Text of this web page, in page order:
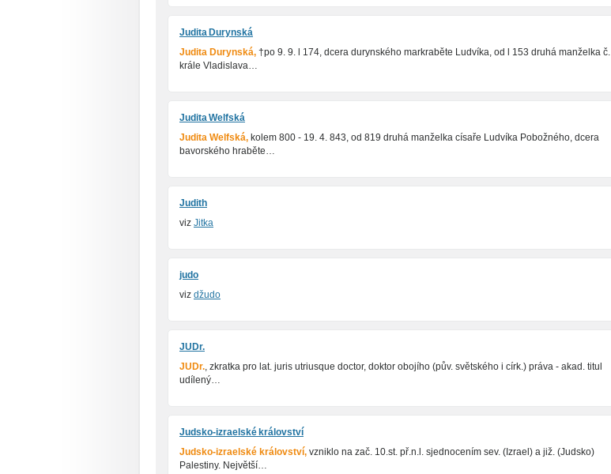
Judita Durynská
Judita Durynská, †po 9. 9. l 174, dcera durynského markraběte Ludvíka, od l 153 druhá manželka č.
krále Vladislava…
Judita Welfská
Judita Welfská, kolem 800 - 19. 4. 843, od 819 druhá manželka císaře Ludvíka Pobožného, dcera
bavorského hraběte…
Judith
viz Jitka
judo
viz džudo
JUDr.
JUDr., zkratka pro lat. juris utriusque doctor, doktor obojího (pův. světského i círk.) práva - akad. titul
udílený…
Judsko-izraelské království
Judsko-izraelské království, vzniklo na zač. 10.st. př.n.l. sjednocením sev. (Izrael) a již. (Judsko)
Palestiny. Největší…